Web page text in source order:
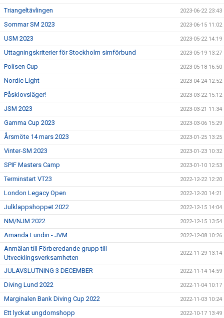
Triangeltävlingen 2023-06-22 23:43
Sommar SM 2023 2023-06-15 11:02
USM 2023 2023-05-22 14:19
Uttagningskriterier för Stockholm simförbund 2023-05-19 13:27
Polisen Cup 2023-05-18 16:50
Nordic Light 2023-04-24 12:52
Påsklovsläger! 2023-03-22 15:12
JSM 2023 2023-03-21 11:34
Gamma Cup 2023 2023-03-06 15:29
Årsmöte 14 mars 2023 2023-01-25 13:25
Vinter-SM 2023 2023-01-23 10:32
SPIF Masters Camp 2023-01-10 12:53
Terminstart VT23 2022-12-22 12:20
London Legacy Open 2022-12-20 14:21
Julklappshoppet 2022 2022-12-15 14:04
NM/NJM 2022 2022-12-15 13:54
Amanda Lundin - JVM 2022-12-08 10:26
Anmälan till Förberedande grupp till
Utvecklingsverksamheten
2022-11-29 13:14
JULAVSLUTNING 3 DECEMBER 2022-11-14 14:59
Diving Lund 2022 2022-11-04 10:17
Marginalen Bank Diving Cup 2022 2022-11-03 10:24
Ett lyckat ungdomshopp 2022-10-17 13:49